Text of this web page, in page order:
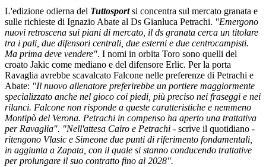
L'edizione odierna del Tuttosportsi concentra sul mercato granata e
sulle richieste di Ignazio Abate al Ds Gianluca Petrachi. "Emergono
nuovi retroscena sui piani di mercato, il ds granata cerca un titolare
tra i pali, due difensori centrali, due esterni e due centrocampisti.
Ma prima deve vendere". I nomi in orbita Toro sono quelli del
croato Jakic come mediano e del difensore Erlic. Per la porta
Ravaglia avrebbe scavalcato Falcone nelle preferenze di Petrachi e
Abate: "Il nuovo allenatore preferirebbe un portiere maggiormente
specializzato anche nel gioco coi piedi, più preciso nei fraseggi e nei
rilanci. Falcone non risponde a queste caratteristiche e nemmeno
Montipò del Verona. Petrachi in compenso ha aperto una trattativa
per Ravaglia". "Nell'attesa Cairo e Petrachi - scrive il quotidiano -
ritengono Vlasic e Simeone due punti di riferimento fondamentali,
in aggiunta a Zapata, con il quale si stanno conducendo trattative
per prolungare il suo contratto fino al 2028".